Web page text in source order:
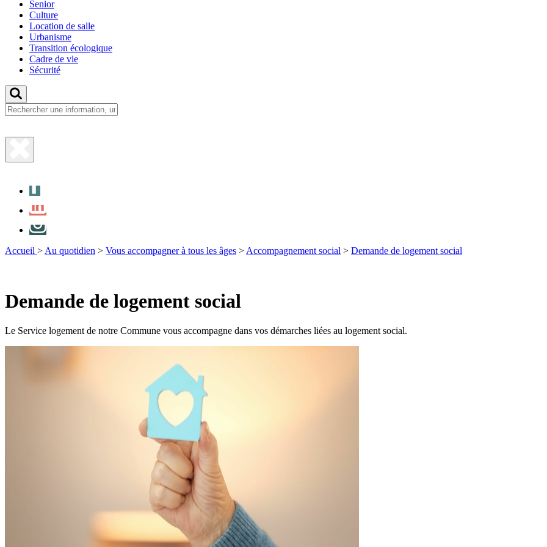
Senior
Culture
Location de salle
Urbanisme
Transition écologique
Cadre de vie
Sécurité
Fermer
Accueil > Au quotidien > Vous accompagner à tous les âges > Accompagnement social > Demande de logement social
Demande de logement social
Le Service logement de notre Commune vous accompagne dans vos démarches liées au logement social.